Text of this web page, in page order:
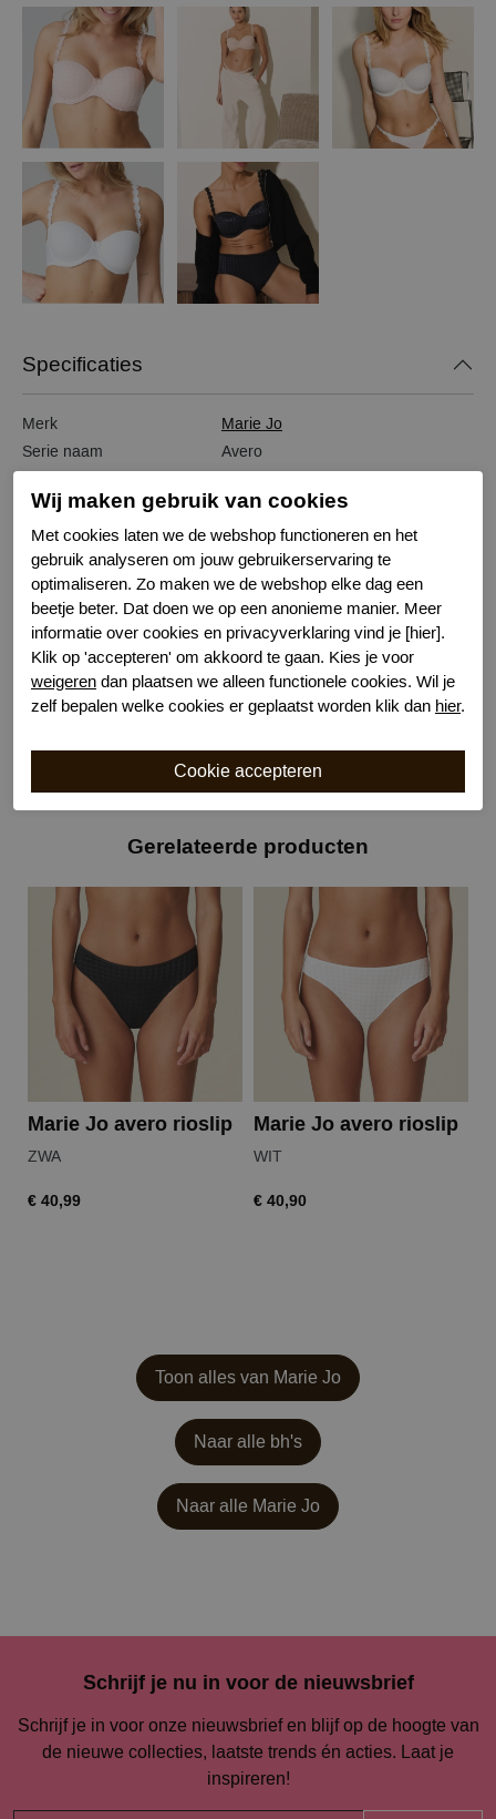
Specificaties
Merk
Marie Jo
Serie naam
Avero
Bestelcode
631301601
Kleur
Champagne
Sluiting
Haaksluiting
Wasvoorschrift
handwas
Nachtmode
Verstelbare bandjes
Kenmerk
Voorgevormd met beugel
Draagoptie
Halter
Draagoptie
Strapless
Gerelateerde producten
Marie Jo avero rioslip
ZWA
€ 40,99
Marie Jo avero rioslip
WIT
€ 40,90
Toon alles van Marie Jo
Naar alle bh's
Naar alle Marie Jo
Schrijf je nu in voor de nieuwsbrief
Schrijf je in voor onze nieuwsbrief en blijf op de hoogte van
de nieuwe collecties, laatste trends én acties. Laat je
inspireren!
Wij maken gebruik van cookies
Met cookies laten we de webshop functioneren en het
gebruik analyseren om jouw gebruikerservaring te
optimaliseren. Zo maken we de webshop elke dag een
beetje beter. Dat doen we op een anonieme manier. Meer
informatie over cookies en privacyverklaring vind je [hier].
Klik op 'accepteren' om akkoord te gaan. Kies je voor
weigeren dan plaatsen we alleen functionele cookies. Wil je
zelf bepalen welke cookies er geplaatst worden klik dan hier.